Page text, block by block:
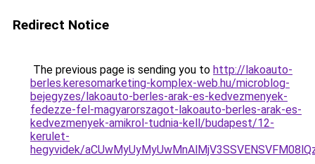
Redirect Notice
The previous page is sending you to http://lakoauto-
berles.keresomarketing-komplex-web.hu/microblog-
bejegyzes/lakoauto-berles-arak-es-kedvezmenyek-
fedezze-fel-magyarorszagot-lakoauto-berles-arak-es-
kedvezmenyek-amikrol-tudnia-kell/budapest/12-
kerulet-
hegyvidek/